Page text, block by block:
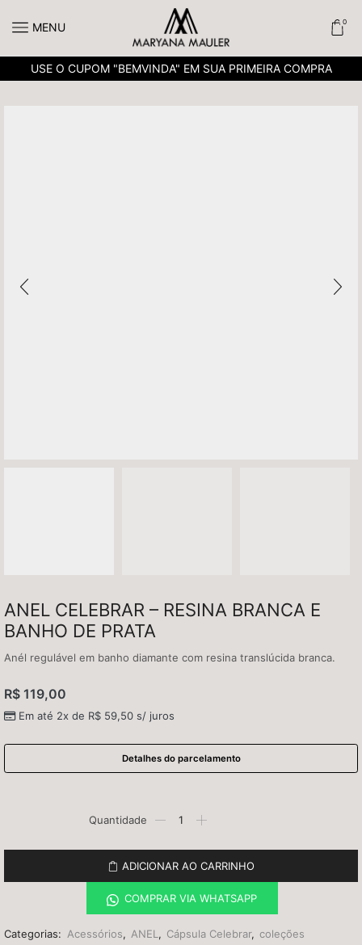
MENU 0
USE O CUPOM "BEMVINDA" EM SUA PRIMEIRA COMPRA
ANEL CELEBRAR – RESINA BRANCA E
BANHO DE PRATA
Anél regulável em banho diamante com resina translúcida branca.
R$ 119,00
Em até 2x de R$ 59,50 s/ juros
Detalhes do parcelamento
ADICIONAR AO CARRINHO
COMPRAR VIA WHATSAPP
Categorias: Acessórios, ANEL, Cápsula Celebrar, coleções